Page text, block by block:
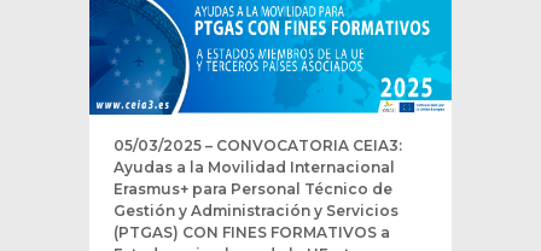
05/03/2025 – CONVOCATORIA CEIA3:
Ayudas a la Movilidad Internacional
Erasmus+ para Personal Técnico de
Gestión y Administración y Servicios
(PTGAS) CON FINES FORMATIVOS a